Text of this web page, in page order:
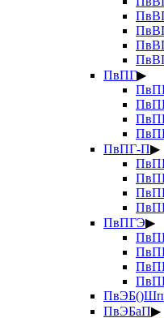
ПвПГ▶
ПвПГ-П▶
ПвПГЭ▶
ПвЭБ()Шп
ПвЭБаП▶